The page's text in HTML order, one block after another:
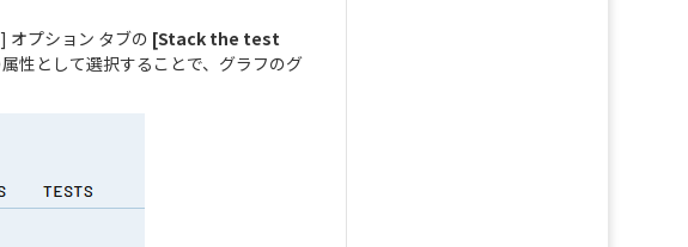
オプション タブの [Stack the test
性として選択することで、グラフのグ